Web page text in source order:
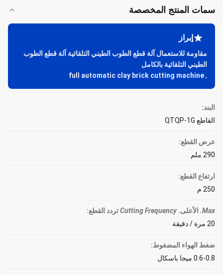
سمات المنتج المخصصة
إبراز
مقاومة للاستعمال آلة قطع الطوب الطيني التلقائية آلة قطع الطوب
الطيني التلقائية بالكامل
,
full automatic clay brick cutting machine
البند:
القاطع QTQP-1G
عرض القطع:
290 ملم
ارتفاع القطع:
250 م
Max. الأعلى. Cutting Frequencyتردد القطع:
20 مرة / دقيقة
ضغط الهواء المضغوط:
0.6-0.8 ميجا باسكال